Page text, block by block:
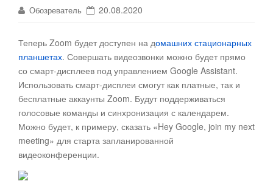
n
Обозреватель 20.08.2020
Теперь Zoom будет доступен на домашних стационарных
планшетах. Совершать видеозвонки можно будет прямо
со смарт-дисплеев под управлением Google Assistant.
Использовать смарт-дисплеи смогут как платные, так и
бесплатные аккаунты Zoom. Будут поддерживаться
голосовые команды и синхронизация с календарем.
Можно будет, к примеру, сказать «Hey Google, join my next
meeting» для старта запланированной
видеоконференции.